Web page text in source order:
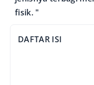
fisik. "
DAFTAR ISI